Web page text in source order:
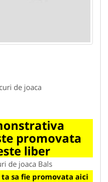
de joaca
promovata
liber
de joaca Bals
sa fie promovata aici